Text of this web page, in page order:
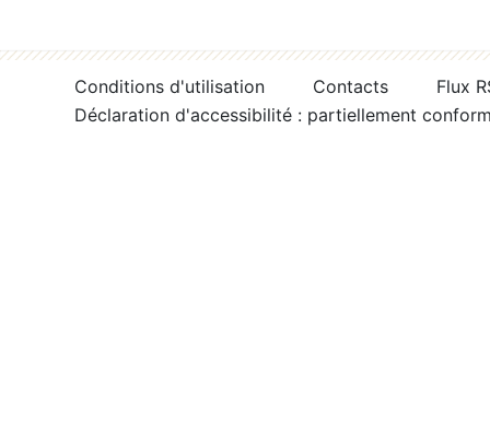
Conditions d'utilisation Contacts
Flux
Déclaration d'accessibilité : partiellement